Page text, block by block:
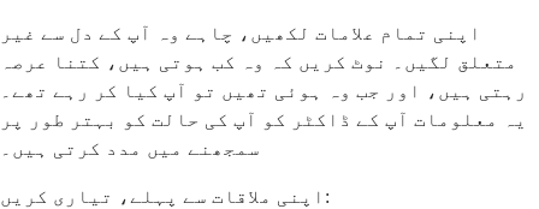
اپنی تمام علامات لکھیں، چاہے وہ آپ کے دل سے غیر
متعلق لگیں۔ نوٹ کریں کہ وہ کب ہوتی ہیں، کتنا عرصہ
رہتی ہیں، اور جب وہ ہوئی تھیں تو آپ کیا کر رہے تھے۔
یہ معلومات آپ کے ڈاکٹر کو آپ کی حالت کو بہتر طور پر
سمجھنے میں مدد کرتی ہیں۔
اپنی ملاقات سے پہلے، تیاری کریں: